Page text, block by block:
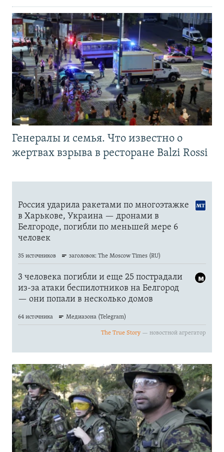
Генералы и семья. Что известно о
жертвах взрыва в ресторане Balzi Rossi